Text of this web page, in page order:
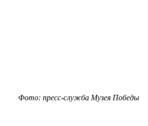
Фото: пресс-служба Музея Победы